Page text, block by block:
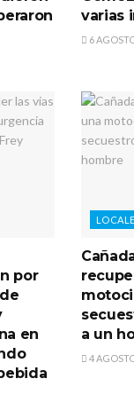
varias
6
por
en
a un
4